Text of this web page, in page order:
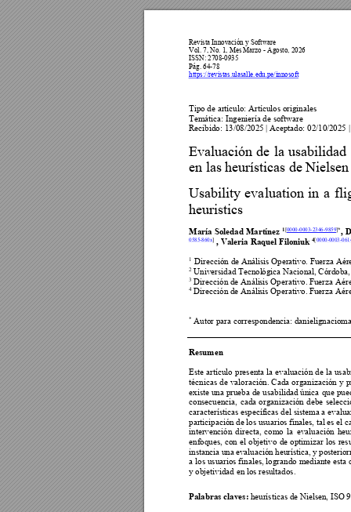
Revista Innovación y Software
Vol. 7, No. 1, Mes Marzo - Agosto, 2026
ISSN: 2708-0935
Pág. 64-78
https://revistas.ulasalle.edu.pe/innosoft
Tipo de artículo: Artículos originales
Temática: Ingeniería de software
Recibido: 13/08/2025 |
Aceptado: 02/10/2025
Evaluación de la usabilidad
en las heurísticas de
Usability evaluation in a
heuristics
María Soledad Martínez 1[0000-0003-2346-9859]*,
0585-860x] , Valeria Raquel Filoniuk 4[0000-0003-
1 Dirección de Análisis Operativo. Fuerza Aé
2 Universidad Tecnológica Nacional,
3 Dirección de Análisis Operativo. Fuerza
4 Dirección de Análisis Operativo. Fuerza
* Autor para correspondencia: danielign
Resumen
Este artículo presenta la evaluación de la
técnicas de valoración. Cada organización y
existe una prueba de usabilidad única que
consecuencia, cada organización debe
características específicas del sistema a
participación de los usuarios finales, tal es el
intervención directa, como la evaluación
enfoques, con el objetivo de optimizar los
instancia una evaluación heurística, y pos
a los usuarios finales, logrando mediante esta
y objetividad en los resultados.
Palabras claves: heurísticas de Nielsen, ISO